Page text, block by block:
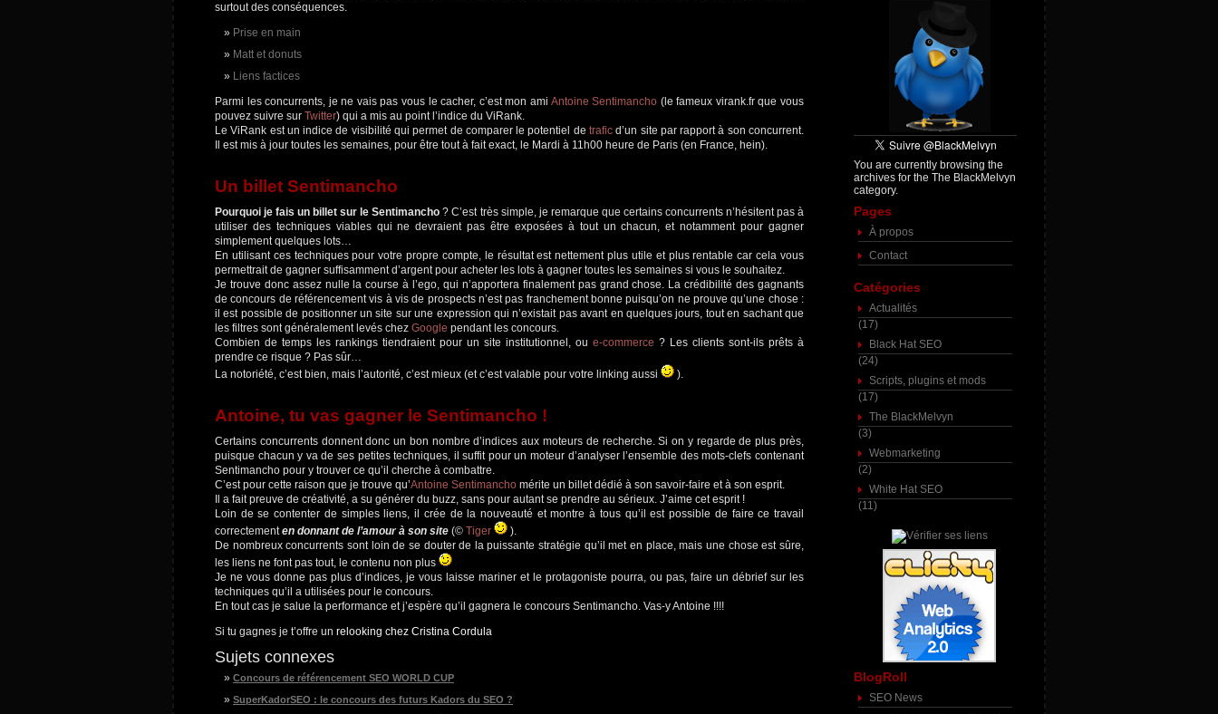
surtout des conséquences.
Prise en main
Matt et donuts
Liens factices
Parmi les concurrents, je ne vais pas vous le cacher, c’est mon ami Antoine Sentimancho (le fameux virank.fr que vous
pouvez suivre sur Twitter) qui a mis au point l’indice du ViRank.
Le ViRank est un indice de visibilité qui permet de comparer le potentiel de trafic d’un site par rapport à son concurrent.
Il est mis à jour toutes les semaines, pour être tout à fait exact, le Mardi à 11h00 heure de Paris (en France, hein).
Un billet Sentimancho
Pourquoi je fais un billet sur le Sentimancho ? C’est très simple, je remarque que certains concurrents n’hésitent pas à
utiliser des techniques viables qui ne devraient pas être exposées à tout un chacun, et notamment pour gagner
simplement quelques lots…
En utilisant ces techniques pour votre propre compte, le résultat est nettement plus utile et plus rentable car cela vous
permettrait de gagner suffisamment d’argent pour acheter les lots à gagner toutes les semaines si vous le souhaitez.
Je trouve donc assez nulle la course à l’ego, qui n’apportera finalement pas grand chose. La crédibilité des gagnants
de concours de référencement vis à vis de prospects n’est pas franchement bonne puisqu’on ne prouve qu’une chose :
il est possible de positionner un site sur une expression qui n’existait pas avant en quelques jours, tout en sachant que
les filtres sont généralement levés chez Google pendant les concours.
Combien de temps les rankings tiendraient pour un site institutionnel, ou e-commerce ? Les clients sont-ils prêts à
prendre ce risque ? Pas sûr…
La notoriété, c’est bien, mais l’autorité, c’est mieux (et c’est valable pour votre linking aussi
).
Antoine, tu vas gagner le Sentimancho !
Certains concurrents donnent donc un bon nombre d’indices aux moteurs de recherche. Si on y regarde de plus près,
puisque chacun y va de ses petites techniques, il suffit pour un moteur d’analyser l’ensemble des mots-clefs contenant
Sentimancho pour y trouver ce qu’il cherche à combattre.
C’est pour cette raison que je trouve qu’Antoine Sentimancho mérite un billet dédié à son savoir-faire et à son esprit.
Il a fait preuve de créativité, a su générer du buzz, sans pour autant se prendre au sérieux. J’aime cet esprit !
Loin de se contenter de simples liens, il crée de la nouveauté et montre à tous qu’il est possible de faire ce travail
correctementen donnant de l’amour à son site (© Tiger
).
De nombreux concurrents sont loin de se douter de la puissante stratégie qu’il met en place, mais une chose est sûre,
les liens ne font pas tout, le contenu non plus
Je ne vous donne pas plus d’indices, je vous laisse mariner et le protagoniste pourra, ou pas, faire un débrief sur les
techniques qu’il a utilisées pour le concours.
En tout cas je salue la performance et j’espère qu’il gagnera le concours Sentimancho. Vas-y Antoine !!!!
Si tu gagnes je t’offre un relooking chez Cristina Cordula
Sujets connexes
Concours de référencement SEO WORLD CUP
SuperKadorSEO : le concours des futurs Kadors du SEO ?
You are currently browsing the
archives for the The BlackMelvyn
category.
Pages
À propos
Contact
Catégories
Actualités
(17)
Black Hat SEO
(24)
Scripts, plugins et mods
(17)
The BlackMelvyn
(3)
Webmarketing
(2)
White Hat SEO
(11)
BlogRoll
SEO News